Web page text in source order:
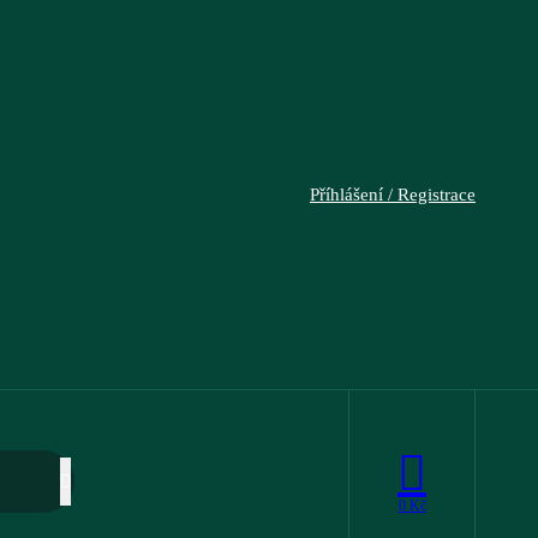
Příhlášení / Registrace
0 Kč